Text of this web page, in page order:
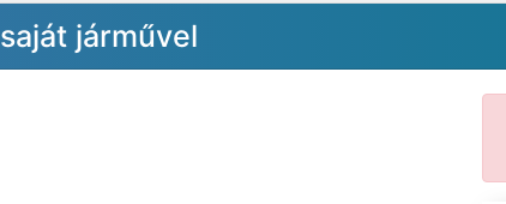
járművel